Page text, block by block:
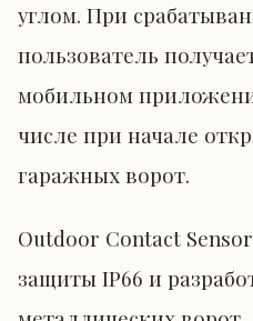
углом. При
пользователь
мобильном
числе при начале
гаражных ворот.
Outdoor Contact Sensor
защиты IP66 и